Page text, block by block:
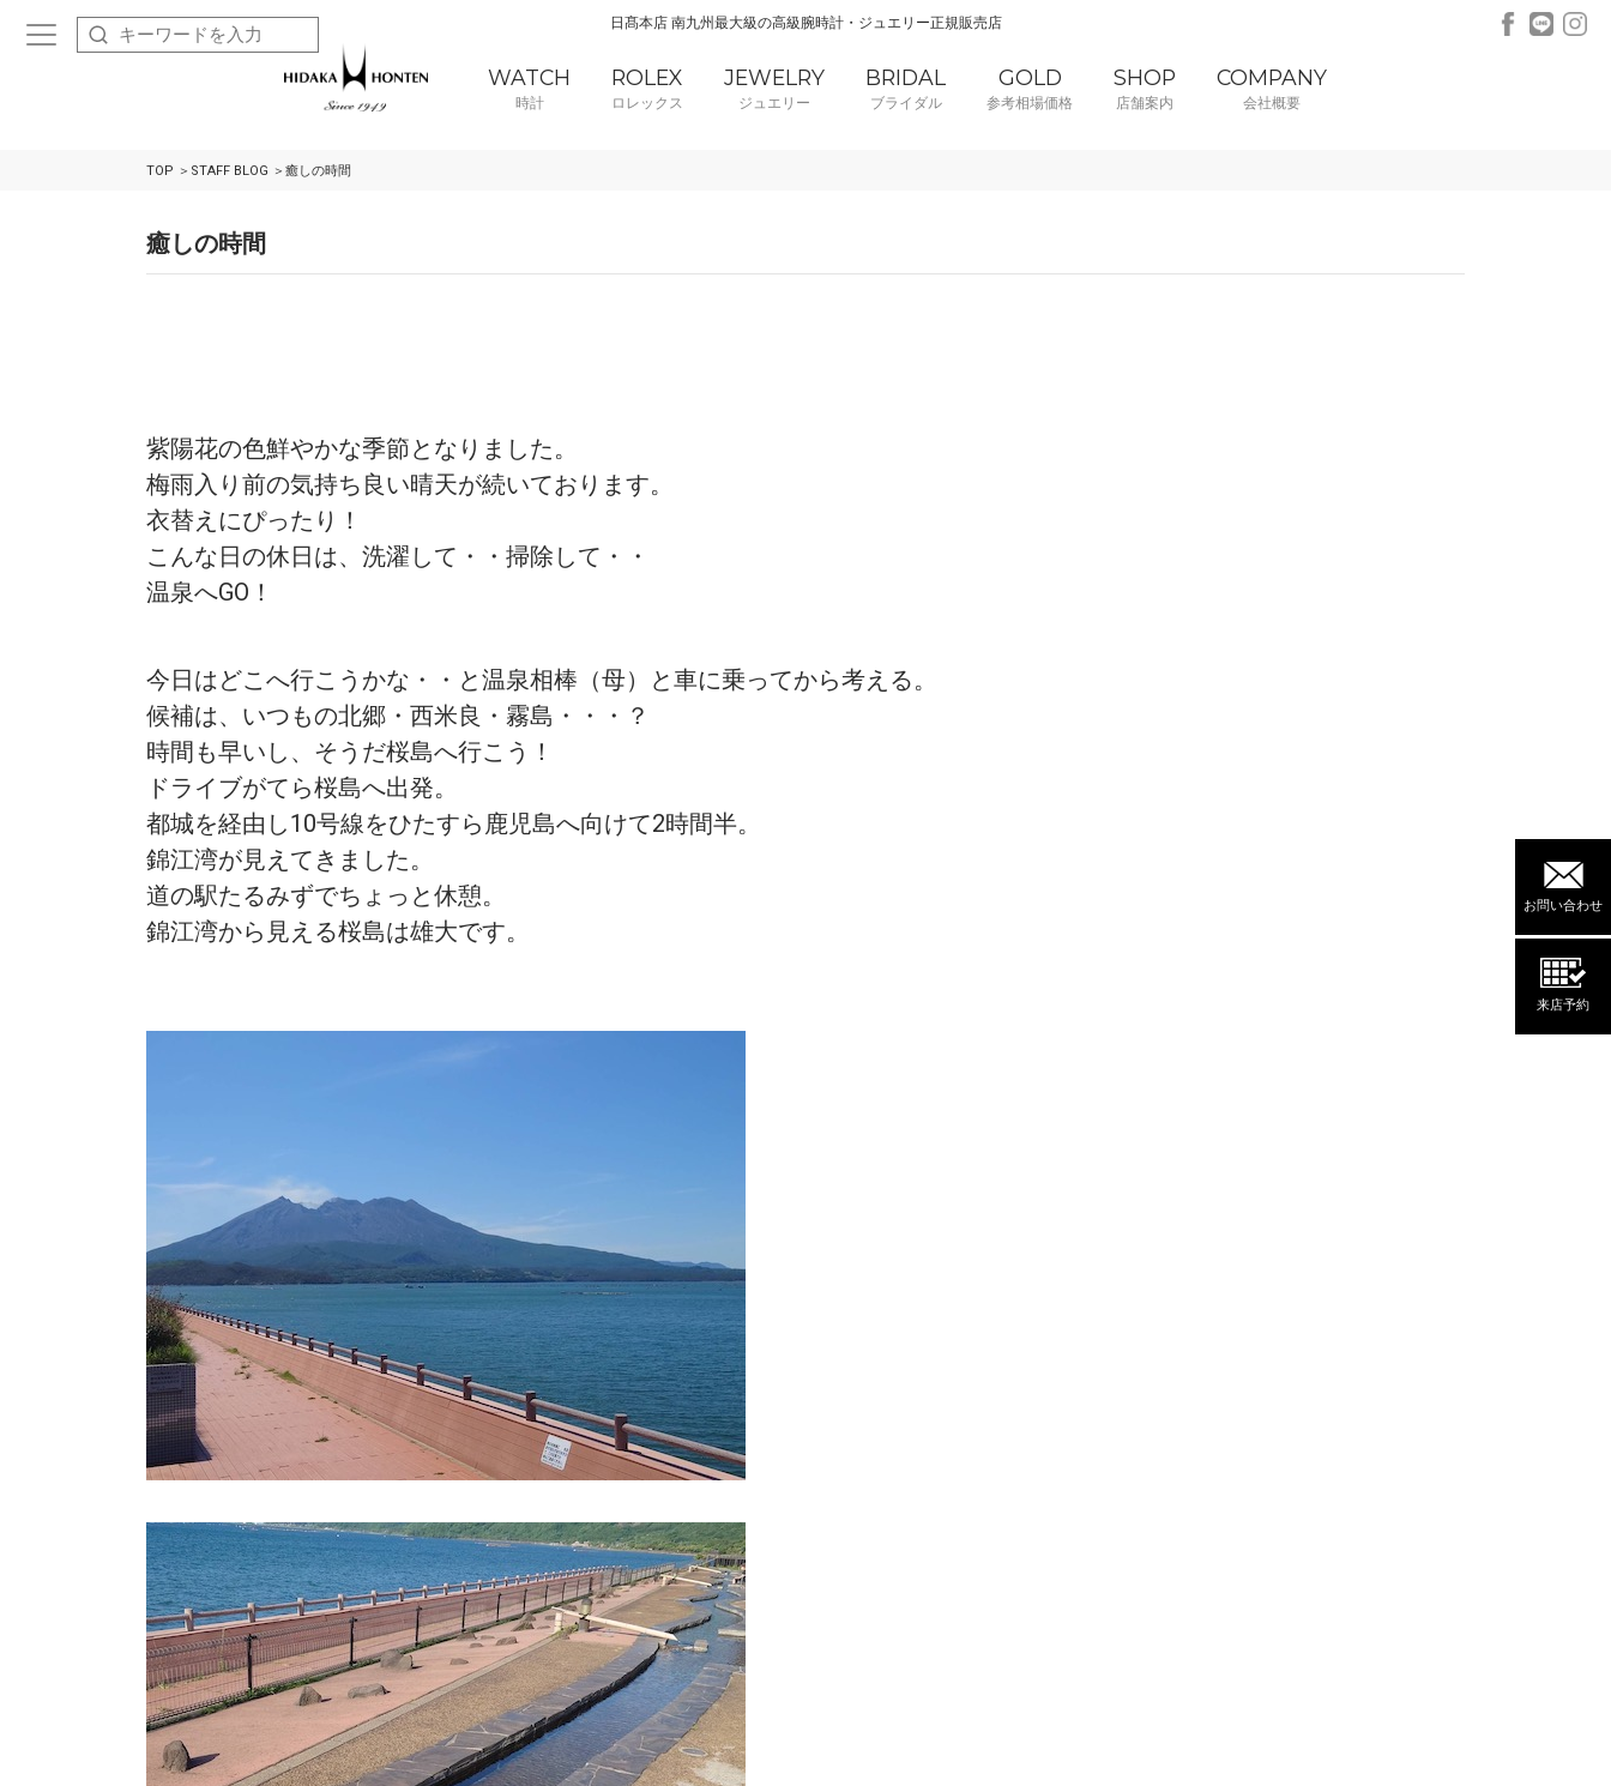
日髙本店 南九州最大級の高級腕時計・ジュエリー正規販売店
WATCH
時計
ROLEX
ロレックス
JEWELRY
ジュエリー
BRIDAL
ブライダル
GOLD
参考相場価格
SHOP
店舗案内
COMPANY
会社概要
お問い合わせ
来店予約
TOP STAFF BLOG 癒しの時間
癒しの時間
紫陽花の色鮮やかな季節となりました。
梅雨入り前の気持ち良い晴天が続いております。
衣替えにぴったり！
こんな日の休日は、洗濯して・・掃除して・・
温泉へGO！
今日はどこへ行こうかな・・と温泉相棒（母）と車に乗ってから考える。
候補は、いつもの北郷・西米良・霧島・・・？
時間も早いし、そうだ桜島へ行こう！
ドライブがてら桜島へ出発。
都城を経由し10号線をひたすら鹿児島へ向けて2時間半。
錦江湾が見えてきました。
道の駅たるみずでちょっと休憩。
錦江湾から見える桜島は雄大です。